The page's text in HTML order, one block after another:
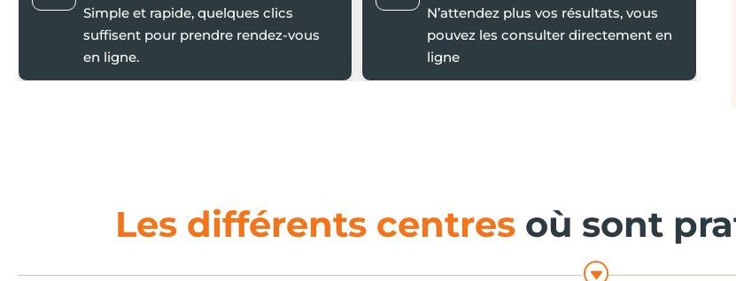
Simple et rapide, quelques clics
suffisent pour prendre rendez-vous
en ligne.
N’attendez plus vos résultats, vous
pouvez les consulter directement en
ligne
Les différents centres où sont
G